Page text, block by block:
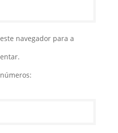
navegador para a